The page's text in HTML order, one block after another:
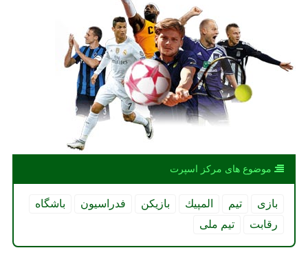
موضوع های مركز اسپرت
بازی تیم المپیك بازیكن فدراسیون
باشگاه
رقابت
تیم ملی